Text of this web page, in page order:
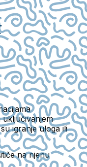
uključivanjem
igranje uloga ili
na njenu